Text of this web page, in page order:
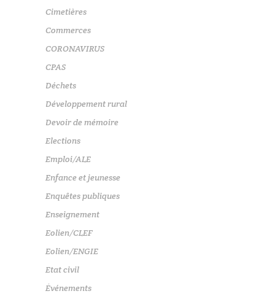
Cimetières
Commerces
CORONAVIRUS
CPAS
Déchets
Développement rural
Devoir de mémoire
Elections
Emploi/ALE
Enfance et jeunesse
Enquêtes publiques
Enseignement
Eolien/CLEF
Eolien/ENGIE
Etat civil
Événements